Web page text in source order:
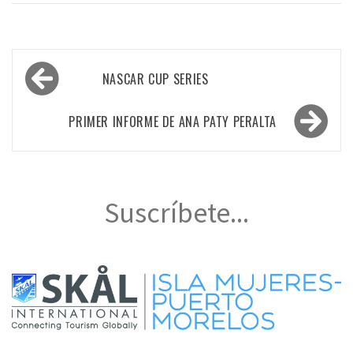
Navegación
de
entradas
NASCAR CUP SERIES
PRIMER INFORME DE ANA PATY PERALTA
Suscríbete...